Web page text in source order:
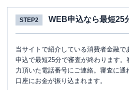
STEP2 WEB申込なら最短25
当サイトで紹介している消費者金融で
申込で最短25分で審査が終わります。
力頂いた電話番号にご連絡。審査に通
口座にお金が振り込まれます。